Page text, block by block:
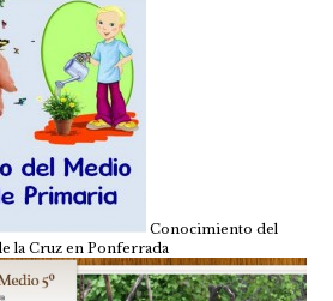
Conocimiento del
la Cruz en Ponferrada